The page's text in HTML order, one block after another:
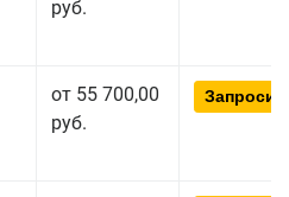
руб.
от 55 700,00
руб.